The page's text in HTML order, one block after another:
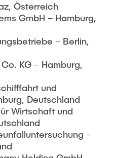
Österreich
GmbH – Hamburg,
– Berlin,
KG – Hamburg,
und
Deutschland
Wirtschaft und
–